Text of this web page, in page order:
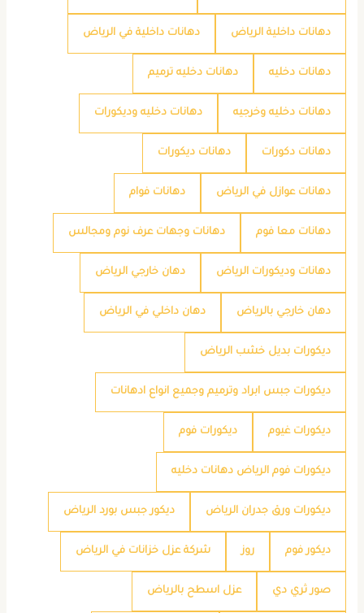
دهانات داخلية الرياض دهانات داخلية في الرياض
دهانات دخليه دهانات دخليه ترميم
دهانات دخليه وخرجيه دهانات دخليه وديكورات
دهانات دكورات دهانات ديكورات
دهانات عوازل في الرياض دهانات فوام
دهانات معا فوم دهانات وجهات عرف نوم ومجالس
دهانات وديكورات الرياض دهان خارجي الرياض
دهان خارجي بالرياض دهان داخلي في الرياض
ديكورات بديل خشب الرياض
ديكورات جبس ابراد وترميم وجميع انواع ادهانات
ديكورات غيوم ديكورات فوم
ديكورات فوم الرياض دهانات دخليه
ديكورات ورق جدران الرياض ديكور جبس بورد الرياض
ديكور فوم روز شركة عزل خزانات في الرياض
صور ثري دي عزل اسطح بالرياض